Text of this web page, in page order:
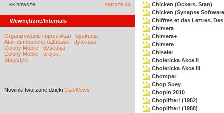
«« nowsze starsze »»
Wewnętrzne/Internals
Organizowanie imprez Atari - dyskusja
Atari demoscene database - dyskusja
Colony Mobile - dyskusja
Colony Mobile - projekt
Statystyki
Nowinki tworzone dzięki CuteNews
Chicken (Ockers, Stan)
Chicken (Synapse
Chiffres et des Lettres, Des
Chimera
Chimera+
Chimere
Chiseler
Cholericka Akce II
Cholericka Akce III
Chomper
Chop Suey
Chopin 2010
Choplifter! (1982)
Choplifter! (1988)